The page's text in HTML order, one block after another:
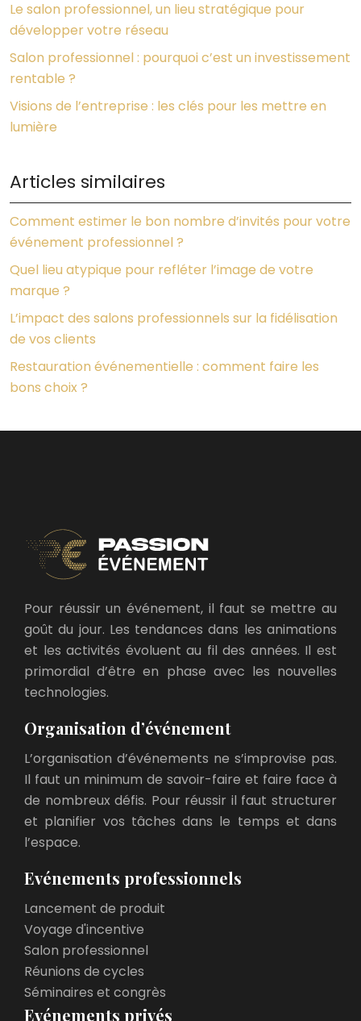
Le salon professionnel, un lieu stratégique pour
développer votre réseau
Salon professionnel : pourquoi c’est un investissement
rentable ?
Visions de l’entreprise : les clés pour les mettre en
lumière
Articles similaires
Comment estimer le bon nombre d’invités pour votre
événement professionnel ?
Quel lieu atypique pour refléter l’image de votre
marque ?
L’impact des salons professionnels sur la fidélisation
de vos clients
Restauration événementielle : comment faire les
bons choix ?
Pour réussir un événement, il faut se mettre au
goût du jour. Les tendances dans les animations
et les activités évoluent au fil des années. Il est
primordial d’être en phase avec les nouvelles
technologies.
Organisation d’événement
L’organisation d’événements ne s’improvise pas.
Il faut un minimum de savoir-faire et faire face à
de nombreux défis. Pour réussir il faut structurer
et planifier vos tâches dans le temps et dans
l’espace.
Evénements professionnels
Lancement de produit
Voyage d'incentive
Salon professionnel
Réunions de cycles
Séminaires et congrès
Evénements privés